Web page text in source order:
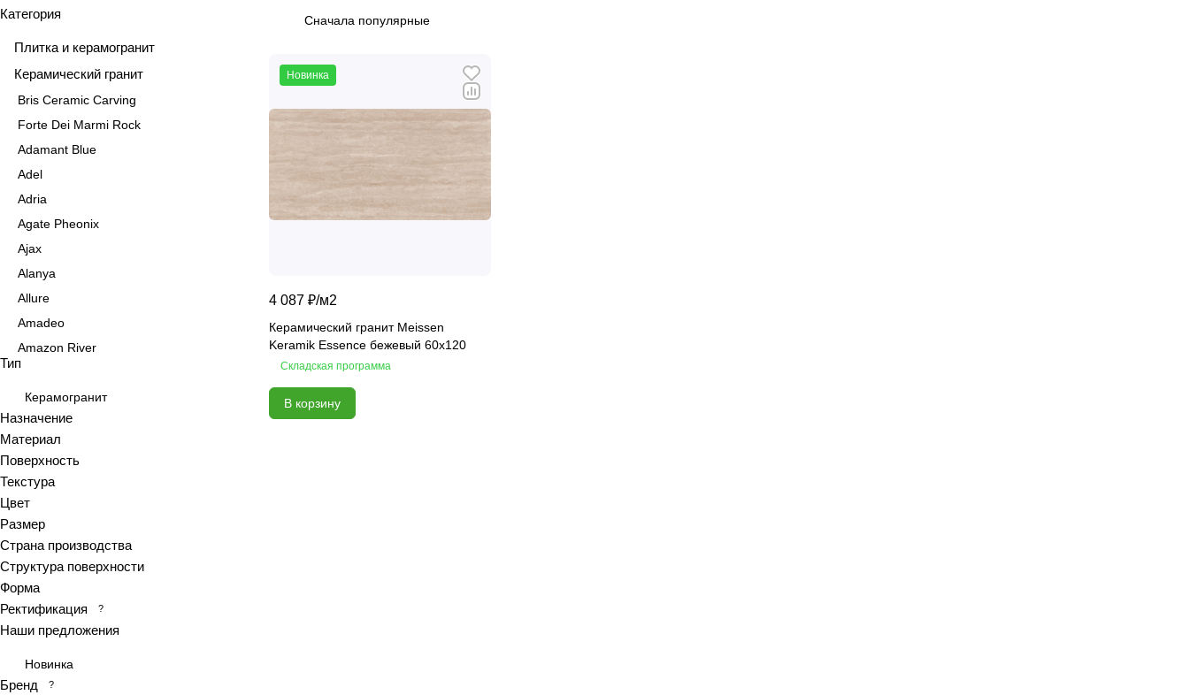
Сначала популярные
Новинка
4 087 ₽/м2
Керамический гранит Meissen
Keramik Essence бежевый 60х120
Складская программа
В корзину
Категория
Плитка и керамогранит
Керамический гранит
Bris Ceramic Carving
Forte Dei Marmi Rock
Adamant Blue
Adel
Adria
Agate Pheonix
Ajax
Alanya
Allure
Amadeo
Amazon River
Amber Agate
American Calacatta
Andrea
Antiquewood
Aragon
Arena
Argentina
Armani marble
Art
Art Ceramic 60х120
Ascot
Тип
Керамогранит
Назначение
Материал
Поверхность
Текстура
Цвет
Размер
Страна производства
Структура поверхности
Форма
Ректификация
?
Наши предложения
Новинка
Бренд ?